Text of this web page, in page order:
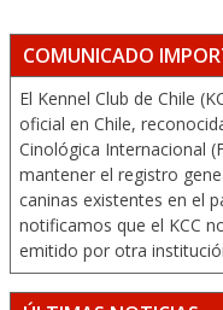
COMUNICADO
El Kennel Club de Chile
oficial en Chile,
Cinológica Internacional
mantener el registro
caninas existentes en el
notificamos que el KCC
emitido por otra